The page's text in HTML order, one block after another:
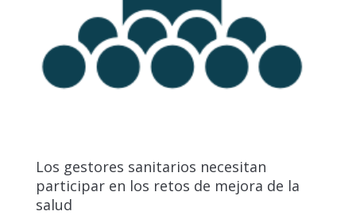
Los gestores sanitarios necesitan
participar en los retos de mejora de la
salud